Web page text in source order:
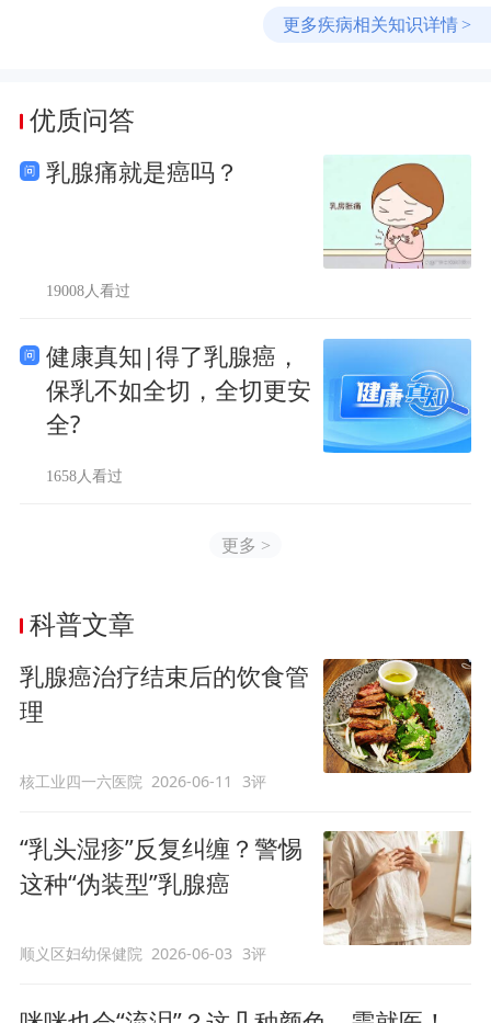
更多疾病相关知识详情 >
优质问答
乳腺痛就是癌吗？
19008人看过
健康真知|得了乳腺癌，
保乳不如全切，全切更安
全?
1658人看过
更多 >
科普文章
乳腺癌治疗结束后的饮食管
理
核工业四一六医院 2026-06-11 3评
“乳头湿疹”反复纠缠？警惕
这种“伪装型”乳腺癌
顺义区妇幼保健院 2026-06-03 3评